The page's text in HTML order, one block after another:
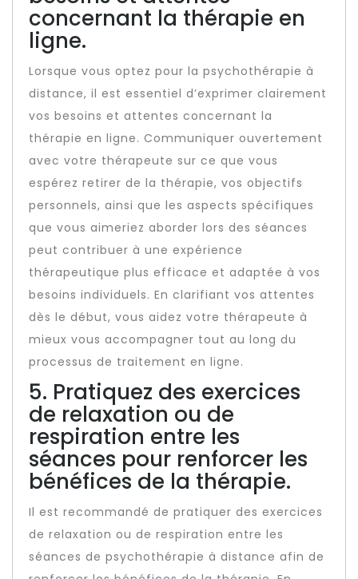
concernant la thérapie en
ligne.
Lorsque vous optez pour la psychothérapie à
distance, il est essentiel d’exprimer clairement
vos besoins et attentes concernant la
thérapie en ligne. Communiquer ouvertement
avec votre thérapeute sur ce que vous
espérez retirer de la thérapie, vos objectifs
personnels, ainsi que les aspects spécifiques
que vous aimeriez aborder lors des séances
peut contribuer à une expérience
thérapeutique plus efficace et adaptée à vos
besoins individuels. En clarifiant vos attentes
dès le début, vous aidez votre thérapeute à
mieux vous accompagner tout au long du
processus de traitement en ligne.
5. Pratiquez des exercices
de relaxation ou de
respiration entre les
séances pour renforcer les
bénéfices de la thérapie.
Il est recommandé de pratiquer des exercices
de relaxation ou de respiration entre les
séances de psychothérapie à distance afin de